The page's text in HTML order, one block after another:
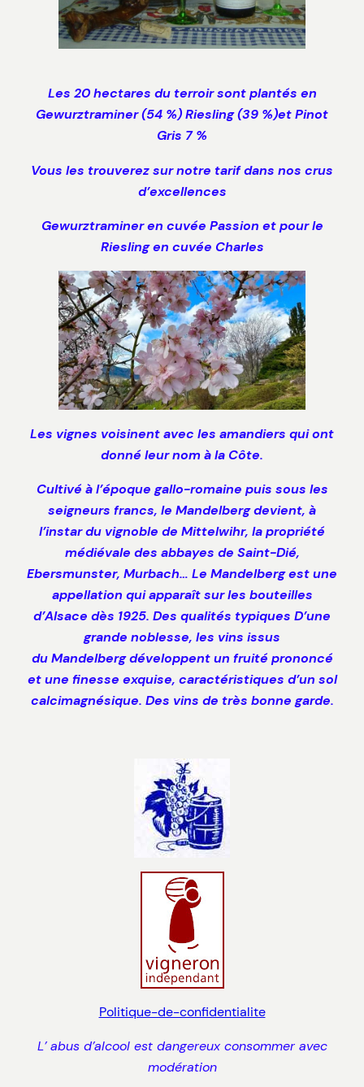
Les 20 hectares du terroir sont plantés en
Gewurztraminer (54 %) Riesling (39 %)et Pinot
Gris 7 %
Vous les trouverez sur notre tarif dans nos crus
d’excellences
Gewurztraminer en cuvée Passion et pour le
Riesling en cuvée Charles
Les vignes voisinent avec les amandiers qui ont
donné leur nom à la Côte.
Cultivé à l’époque gallo-romaine puis sous les
seigneurs francs, le Mandelberg devient, à
l’instar du vignoble de Mittelwihr, la propriété
médiévale des abbayes de Saint-Dié,
Ebersmunster, Murbach… Le Mandelberg est une
appellation qui apparaît sur les bouteilles
d’Alsace dès 1925. Des qualités typiques D’une
grande noblesse, les vins issus
du Mandelberg développent un fruité prononcé
et une finesse exquise, caractéristiques d’un sol
calcimagnésique. Des vins de très bonne garde.
Politique-de-confidentialite
L’ abus d’alcool est dangereux consommer avec
modération